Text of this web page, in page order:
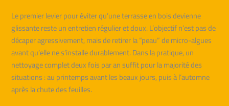
Le premier levier pour éviter qu’une terrasse en bois devienne
glissante reste un entretien régulier et doux. L’objectif n’est pas de
décaper agressivement, mais de retirer la “peau” de micro-algues
avant qu’elle ne s’installe durablement. Dans la pratique, un
nettoyage complet deux fois par an suffit pour la majorité des
situations : au printemps avant les beaux jours, puis à l’automne
après la chute des feuilles.